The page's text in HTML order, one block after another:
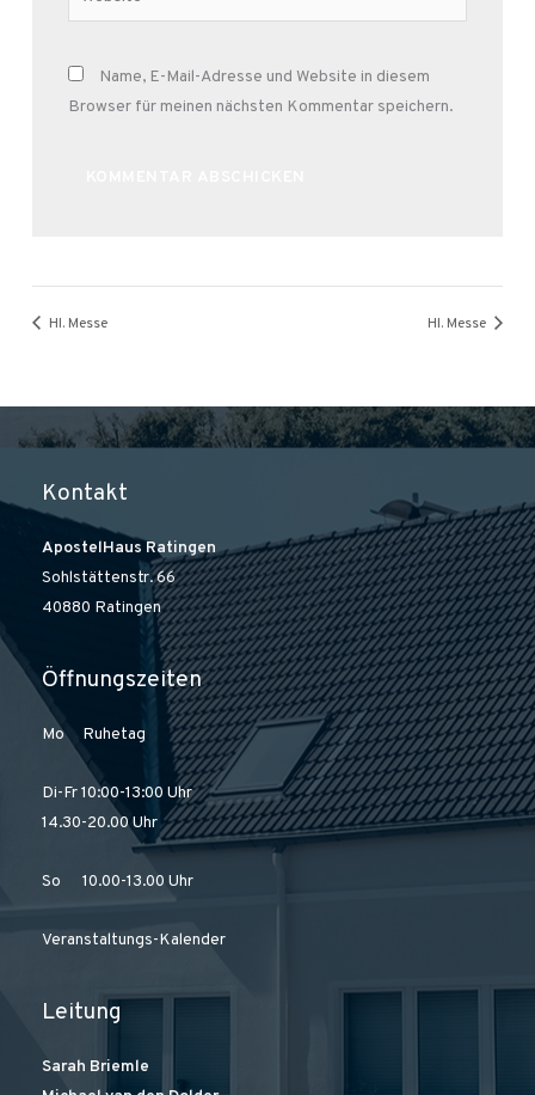
Name, E-Mail-Adresse und Website in diesem
Browser für meinen nächsten Kommentar speichern.
Hl. Messe Hl. Messe
Kontakt
ApostelHaus Ratingen
Sohlstättenstr. 66
40880 Ratingen
Öffnungszeiten
Mo Ruhetag
Di-Fr 10:00-13:00 Uhr
14.30-20.00 Uhr
So 10.00-13.00 Uhr
Veranstaltungs-Kalender
Leitung
Sarah Briemle